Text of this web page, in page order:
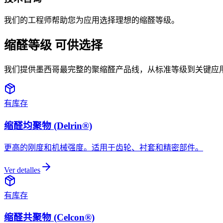
我们的工程师帮助您为应用选择理想的缩醛等级。
缩醛等级 可供选择
我们提供墨西哥最完整的聚缩醛产品线，从标准等级到关键应
有库存
缩醛均聚物 (Delrin®)
更高的刚度和机械强度。适用于齿轮、衬套和精密部件。
Ver detalles
有库存
缩醛共聚物 (Celcon®)